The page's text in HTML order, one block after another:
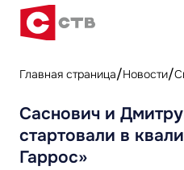
Главная страница Новости
Саснович и
стартовали в
Гаррос»